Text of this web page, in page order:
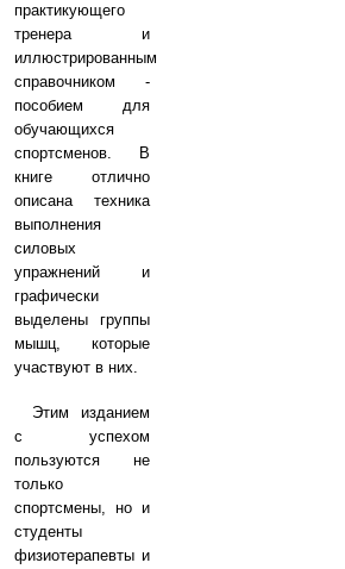
практикующего
тренера и
иллюстрированным
справочником -
пособием для
обучающихся
спортсменов. В
книге отлично
описана техника
выполнения
силовых
упражнений и
графически
выделены группы
мышц, которые
участвуют в них.
Этим изданием
с успехом
пользуются не
только
спортсмены, но и
студенты
физиотерапевты и